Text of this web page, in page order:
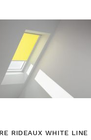
RIDEAUX WHITE LINE